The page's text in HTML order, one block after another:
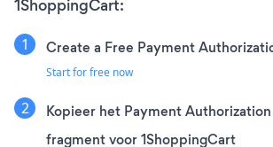
1ShoppingCart:
Create a Free Payment
Start for free now
Kopieer het Payment
fragment voor 1ShoppingCart